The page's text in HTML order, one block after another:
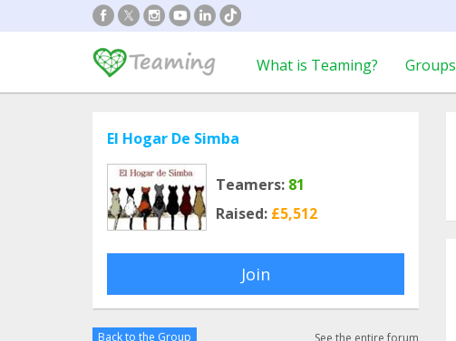
What is Teaming? Groups
El Hogar De Simba
Teamers: 81
Raised: £5,512
Join
Back to the Group See the entire forum